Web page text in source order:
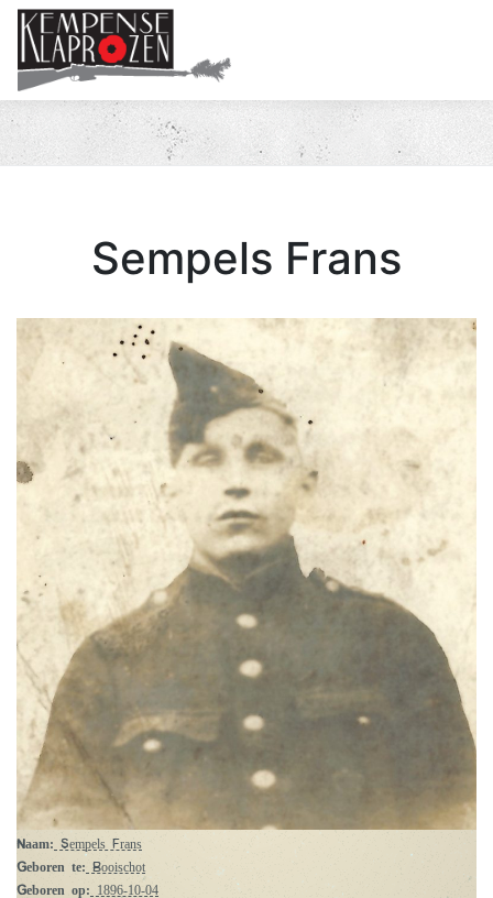
Sempels Frans
Naam: Sempels Frans
Geboren te: Booischot
Geboren op: 1896-10-04